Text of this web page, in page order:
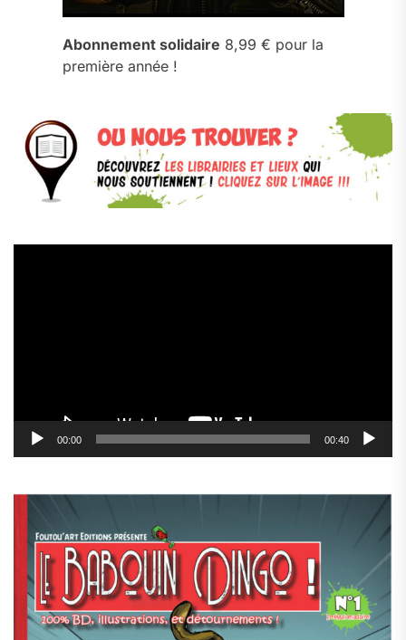
Abonnement solidaire 8,99 € pour la
première année !
00:00 00:40